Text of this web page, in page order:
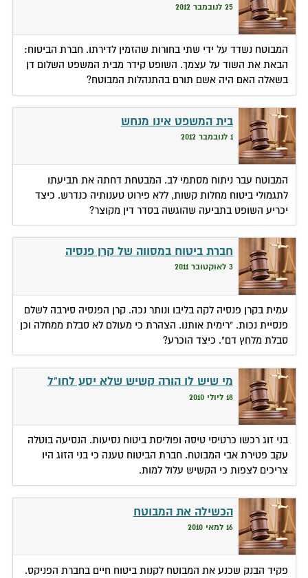
25 לנובמבר 2012
המבוטח נשדד על ידי שתי בחורות שהזמין לדירתו. חברת הביטוח:
הבאת את השוד על עצמך. השופט קידר מבית המשפט השלום דן
בשאלה האם היה אשם תורם בהתנהלות המבוטח?
בית המשפט אינו מנחש
1 לנובמבר 2012
המבוטח עבר ניתוח מסתמי לב. המבטחת דחתה את תביעתו
לתגמולי ביטוח מחלות קשות, ללא פירוט טענותיה כנדרש. כיצד
יכריע השופט בתביעה שהוגשה בסדר דין מקוצר?
חברת ביטוח במסווה של קרן פנסיה
3 לאוקטובר 2011
עמית בקרן פנסיה לקה בליבו ונותר נכה. קרן הפנסיה סירבה לשלם
פנסיית נכות. "רימית אותנו. הצהרת כי מעולם לא סבלת ממחלה וכן
סבלת מלחץ דם". כיצד הוכרע?
מי שיש לו הורה קשיש שלא יסע לחו"ל
18 ליולי 2010
בני זוג רכשו כרטיסי טיסה ופוליסת ביטוח נסיעות. הנסיעה בוטלה
עקב פטירת אבי המבוטח. חברת הביטוח טענה כי בני הזוג היו
צריכים לצפות כי הקשיש עלול למות.
הכשילה את המבוטח
16 למאי 2010
פקיד הבנק שכנע את המבוטח לקנות ביטוח חיים בחברת הפניקס.